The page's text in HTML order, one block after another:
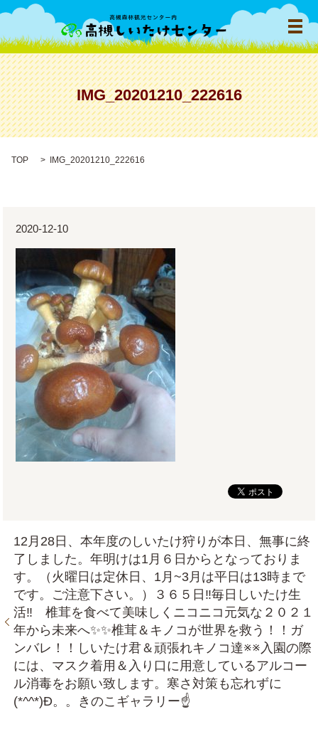
メ
IMG_20201210_222616
TOP IMG_20201210_222616
2020-12-10
12月28日、本年度のしいたけ狩りが本日、無事に終
了しました。年明けは1月６日からとなっておりま
す。（火曜日は定休日、1月~3月は平日は13時まで
です。ご注意下さい。）３６５日‼毎日しいたけ生
活‼ 椎茸を食べて美味しくニコニコ元気な２０２１
年から未来へ✨✨椎茸＆キノコが世界を救う！！ガ
ンバレ！！しいたけ君＆頑張れキノコ達※※入園の際
には、マスク着用＆入り口に用意しているアルコー
ル消毒をお願い致します。寒さ対策も忘れずに
(*^^*)Ð。。きのこギャラリー☝